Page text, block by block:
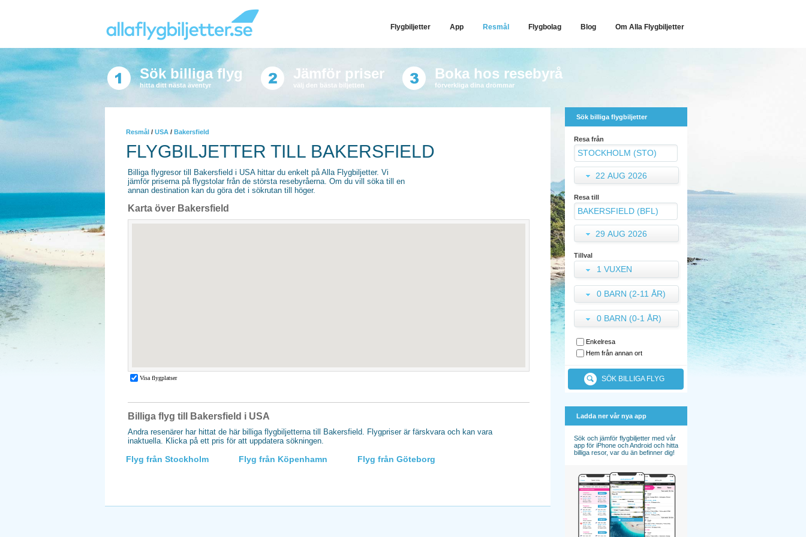
Flygbiljetter App Resmål Flygbolag Blog Om Alla Flygbiljetter
Sök billiga flyg
hitta ditt nästa äventyr
Jämför priser
välj den bästa biljetten
Boka hos resebyrå
förverkliga dina drömmar
Resmål / USA / Bakersfield
FLYGBILJETTER TILL BAKERSFIELD
Billiga flygresor till Bakersfield i USA hittar du enkelt på Alla Flygbiljetter. Vi
jämför priserna på flygstolar från de största resebyråerna. Om du vill söka till en
annan destination kan du göra det i sökrutan till höger.
Karta över Bakersfield
Billiga flyg till Bakersfield i USA
Andra resenärer har hittat de här billiga flygbiljetterna till Bakersfield. Flygpriser är färskvara och kan vara
inaktuella. Klicka på ett pris för att uppdatera sökningen.
Flyg från Stockholm Flyg från Köpenhamn Flyg från Göteborg
Sök billiga flygbiljetter
Resa från
22 AUG 2026
Resa till
29 AUG 2026
Tillval
1 VUXEN
0 BARN (2-11 ÅR)
0 BARN (0-1 ÅR)
Enkelresa
Hem från annan ort
SÖK BILLIGA FLYG
Ladda ner vår nya app
Sök och jämför flygbiljetter med vår
app för iPhone och Android och hitta
billiga resor, var du än befinner dig!